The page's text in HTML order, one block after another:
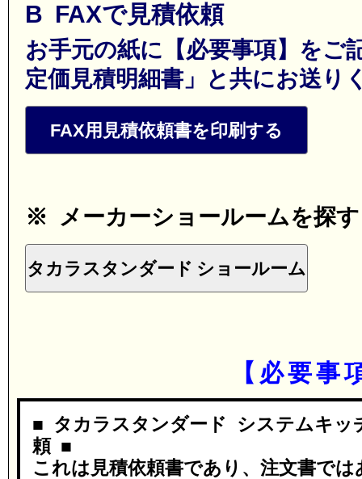
B FAXで見積依頼
お手元の紙に【必要事項】をご
定価見積明細書」と共にお送り
FAX用見積依頼書を印刷する
※ メーカーショールームを探す
タカラスタンダード ショールーム
【必要事
■ タカラスタンダード システムキッ
頼 ■
これは見積依頼書であり、注文書で